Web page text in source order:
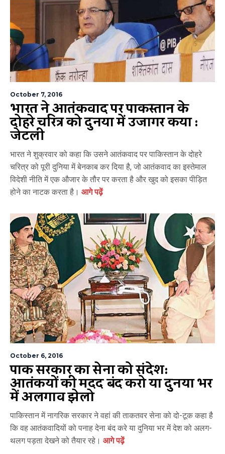
October 7, 2016
भारत ने आतंकवाद पर पाकिस्तान के
दोहरे चरित्र को दुनिया में उजागर किया :
जेटली
भारत ने शुक्रवार को कहा कि उसने आतंकवाद पर पाकिस्तान के दोहरे
चरित्र को पूरी दुनिया में बेनकाब कर दिया है, जो आतंकवाद का इस्तेमाल
विदेशी नीति में एक औजार के तौर पर करता है और खुद को इसका पीड़ित
होने का नाटक करता है। आगे पढ़ें
October 6, 2016
पाक सरकार का सेना को संदेश:
आतंकियों की मदद बंद करो या दुनिया भर
में अलगाव झेलो
पाकिस्तान में नागरिक सरकार ने वहां की ताकतवर सेना को दो-टूक कहा है
कि वह आतंकवादियों को पनाह देना बंद करे या दुनिया भर में देश को अलग-
थलग पड़ता देखने को तैयार रहे। आगे पढ़ें